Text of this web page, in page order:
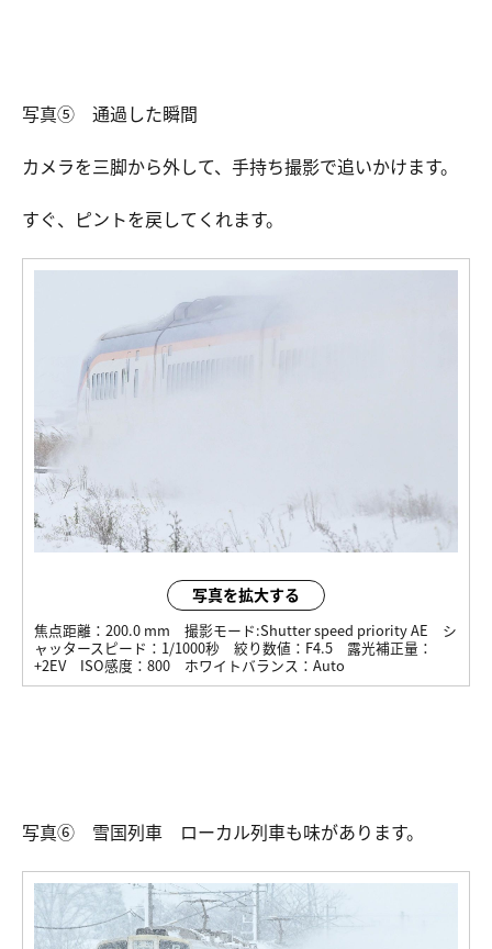
写真⑤ 通過した瞬間
カメラを三脚から外して、手持ち撮影で追いかけます。
すぐ、ピントを戻してくれます。
写真を拡大する
焦点距離： 200.0 mm 撮影モード:Shutter speed priority AE
シ
ャッタースピード： 1/1000秒 絞り数値： F4.5
露光補正量：
+2EV
ISO感度： 800 ホワイトバランス： Auto
写真⑥ 雪国列車 ローカル列車も味があります。